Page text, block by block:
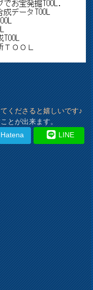
くださると嬉しいです♪
とが出来ます。
Hatena LINE